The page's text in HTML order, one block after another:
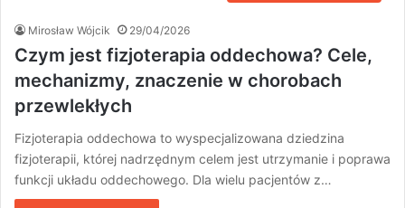
Mirosław Wójcik 29/04/2026
Czym jest fizjoterapia oddechowa? Cele,
mechanizmy, znaczenie w chorobach
przewlekłych
Fizjoterapia oddechowa to wyspecjalizowana dziedzina
fizjoterapii, której nadrzędnym celem jest utrzymanie i poprawa
funkcji układu oddechowego. Dla wielu pacjentów z…